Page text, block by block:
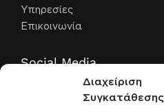
Διαχείριση
Συγκατάθεσης
Υπηρεσίες
Επικοινωνία
Social Media